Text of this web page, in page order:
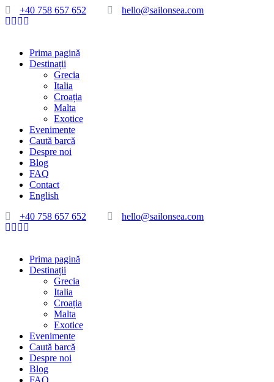
+40 758 657 652 hello@sailonsea.com
Prima pagină
Destinații
Grecia
Italia
Croația
Malta
Exotice
Evenimente
Caută barcă
Despre noi
Blog
FAQ
Contact
English
+40 758 657 652
hello@sailonsea.com
Prima pagină
Destinații
Grecia
Italia
Croația
Malta
Exotice
Evenimente
Caută barcă
Despre noi
Blog
FAQ